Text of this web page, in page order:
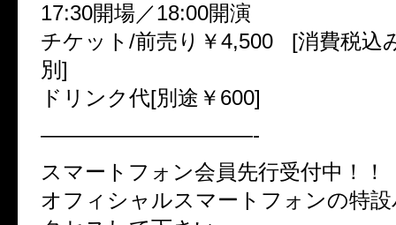
17:30開場／18:00開演
チケット/前売り￥4,500 [消費税込
別]
ドリンク代[別途￥600]
——————————-
スマートフォン会員先行受付中！！
オフィシャルスマートフォンの特